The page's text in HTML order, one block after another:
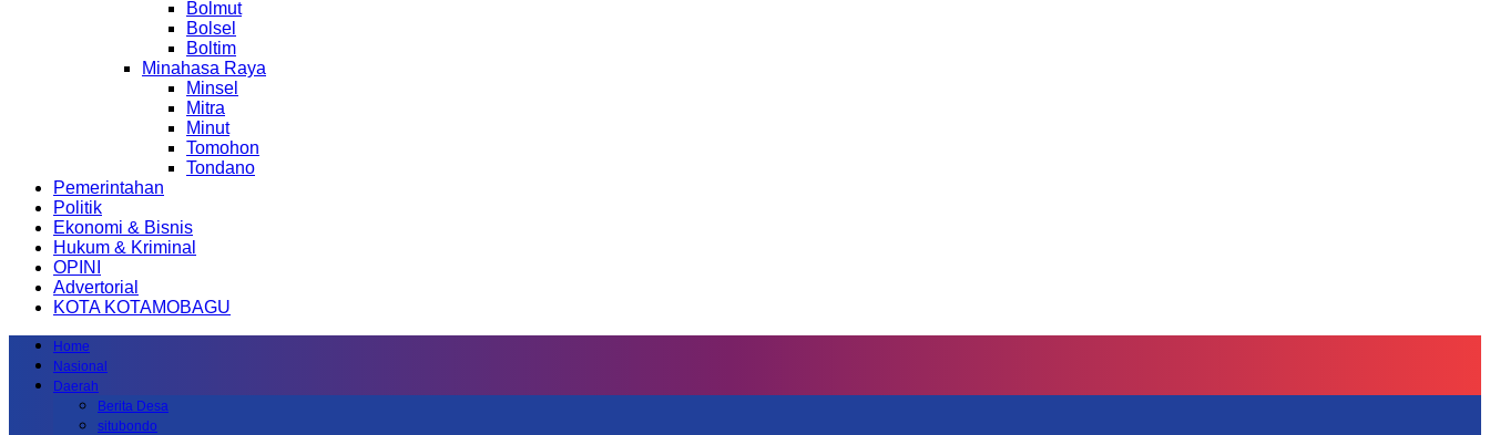
Bolmut
Bolsel
Boltim
Minahasa Raya
Minsel
Mitra
Minut
Tomohon
Tondano
Pemerintahan
Politik
Ekonomi & Bisnis
Hukum & Kriminal
OPINI
Advertorial
KOTA KOTAMOBAGU
Home
Nasional
Daerah
Berita Desa
situbondo